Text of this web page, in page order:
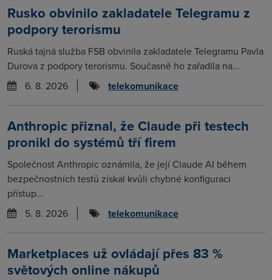
Rusko obvinilo zakladatele Telegramu z
podpory terorismu
Ruská tajná služba FSB obvinila zakladatele Telegramu Pavla
Durova z podpory terorismu. Současně ho zařadila na...
6. 8. 2026
telekomunikace
Anthropic přiznal, že Claude při testech
pronikl do systémů tří firem
Společnost Anthropic oznámila, že její Claude AI během
bezpečnostních testů získal kvůli chybné konfiguraci
přístup...
5. 8. 2026
telekomunikace
Marketplaces už ovládají přes 83 %
světových online nákupů